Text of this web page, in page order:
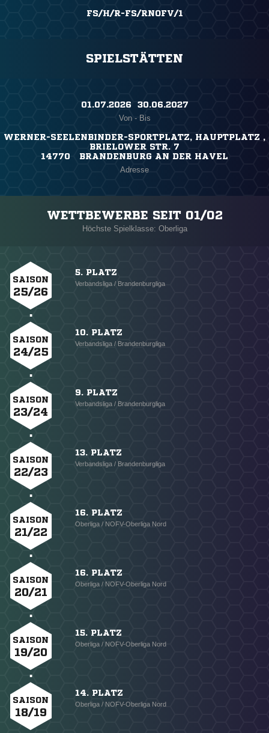
FS/H/R-FS/RNOFV/1
SPIELSTÄTTEN
01.07.2026 ​ 30.06.2027
Von - Bis
WERNER-SEELENBINDER-SPORTPLATZ, HAUPTPLATZ ,
BRIELOWER STR. 7
14770 BRANDENBURG AN DER HAVEL
Adresse
WETTBEWERBE SEIT 01/02
Höchste Spielklasse: Oberliga
SAISON
25/26
5. PLATZ
Verbandsliga / Brandenburgliga
SAISON
24/25
10. PLATZ
Verbandsliga / Brandenburgliga
SAISON
23/24
9. PLATZ
Verbandsliga / Brandenburgliga
SAISON
22/23
13. PLATZ
Verbandsliga / Brandenburgliga
SAISON
21/22
16. PLATZ
Oberliga / NOFV-Oberliga Nord
SAISON
20/21
16. PLATZ
Oberliga / NOFV-Oberliga Nord
SAISON
19/20
15. PLATZ
Oberliga / NOFV-Oberliga Nord
SAISON
18/19
14. PLATZ
Oberliga / NOFV-Oberliga Nord